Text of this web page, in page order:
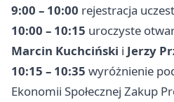
9:00 – 10:00 rejestracja
10:00 – 10:15 uroczyste
Marcin Kuchciński i Jerzy
10:15 – 10:35 wyróżnienie
Ekonomii Społecznej Zakup